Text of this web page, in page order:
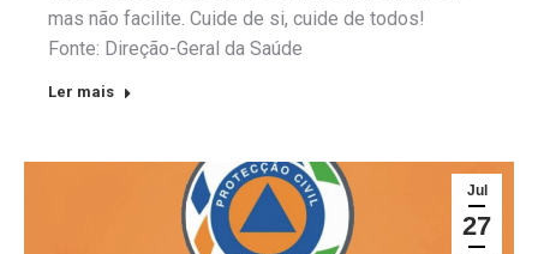
mas não facilite. Cuide de si, cuide de todos!
Fonte: Direção-Geral da Saúde
Ler mais
Jul
27